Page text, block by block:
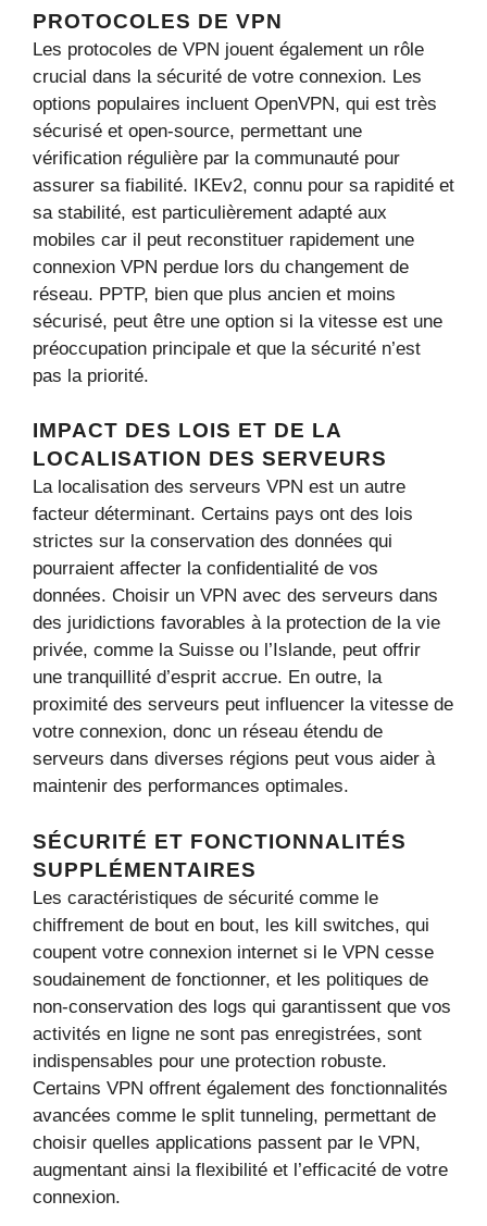
PROTOCOLES DE VPN
Les protocoles de VPN jouent également un rôle
crucial dans la sécurité de votre connexion. Les
options populaires incluent OpenVPN, qui est très
sécurisé et open-source, permettant une
vérification régulière par la communauté pour
assurer sa fiabilité. IKEv2, connu pour sa rapidité et
sa stabilité, est particulièrement adapté aux
mobiles car il peut reconstituer rapidement une
connexion VPN perdue lors du changement de
réseau. PPTP, bien que plus ancien et moins
sécurisé, peut être une option si la vitesse est une
préoccupation principale et que la sécurité n’est
pas la priorité.
IMPACT DES LOIS ET DE LA
LOCALISATION DES SERVEURS
La localisation des serveurs VPN est un autre
facteur déterminant. Certains pays ont des lois
strictes sur la conservation des données qui
pourraient affecter la confidentialité de vos
données. Choisir un VPN avec des serveurs dans
des juridictions favorables à la protection de la vie
privée, comme la Suisse ou l’Islande, peut offrir
une tranquillité d’esprit accrue. En outre, la
proximité des serveurs peut influencer la vitesse de
votre connexion, donc un réseau étendu de
serveurs dans diverses régions peut vous aider à
maintenir des performances optimales.
SÉCURITÉ ET FONCTIONNALITÉS
SUPPLÉMENTAIRES
Les caractéristiques de sécurité comme le
chiffrement de bout en bout, les kill switches, qui
coupent votre connexion internet si le VPN cesse
soudainement de fonctionner, et les politiques de
non-conservation des logs qui garantissent que vos
activités en ligne ne sont pas enregistrées, sont
indispensables pour une protection robuste.
Certains VPN offrent également des fonctionnalités
avancées comme le split tunneling, permettant de
choisir quelles applications passent par le VPN,
augmentant ainsi la flexibilité et l’efficacité de votre
connexion.